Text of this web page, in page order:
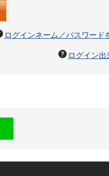
ログインネーム／パスワード
ログイン